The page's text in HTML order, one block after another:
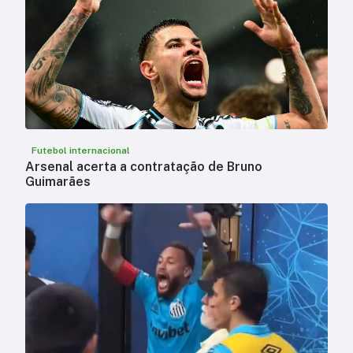
Futebol internacional
Arsenal acerta a contratação de Bruno
Guimarães